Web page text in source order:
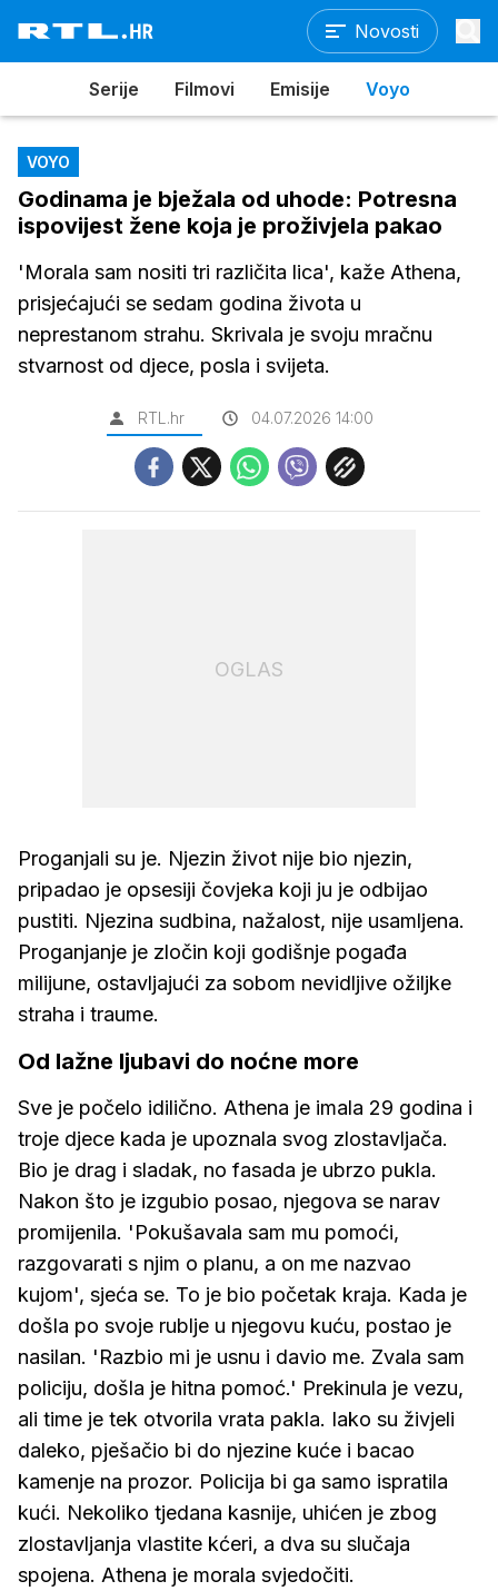
Novosti
Serije Filmovi Emisije Voyo
VOYO
Godinama je bježala od uhode: Potresna
ispovijest žene koja je proživjela pakao
'Morala sam nositi tri različita lica', kaže Athena,
prisjećajući se sedam godina života u
neprestanom strahu. Skrivala je svoju mračnu
stvarnost od djece, posla i svijeta.
RTL.hr 04.07.2026 14:00
OGLAS
Proganjali su je. Njezin život nije bio njezin,
pripadao je opsesiji čovjeka koji ju je odbijao
pustiti. Njezina sudbina, nažalost, nije usamljena.
Proganjanje je zločin koji godišnje pogađa
milijune, ostavljajući za sobom nevidljive ožiljke
straha i traume.
Od lažne ljubavi do noćne more
Sve je počelo idilično. Athena je imala 29 godina i
troje djece kada je upoznala svog zlostavljača.
Bio je drag i sladak, no fasada je ubrzo pukla.
Nakon što je izgubio posao, njegova se narav
promijenila. 'Pokušavala sam mu pomoći,
razgovarati s njim o planu, a on me nazvao
kujom', sjeća se. To je bio početak kraja. Kada je
došla po svoje rublje u njegovu kuću, postao je
nasilan. 'Razbio mi je usnu i davio me. Zvala sam
policiju, došla je hitna pomoć.' Prekinula je vezu,
ali time je tek otvorila vrata pakla. Iako su živjeli
daleko, pješačio bi do njezine kuće i bacao
kamenje na prozor. Policija bi ga samo ispratila
kući. Nekoliko tjedana kasnije, uhićen je zbog
zlostavljanja vlastite kćeri, a dva su slučaja
spojena. Athena je morala svjedočiti.